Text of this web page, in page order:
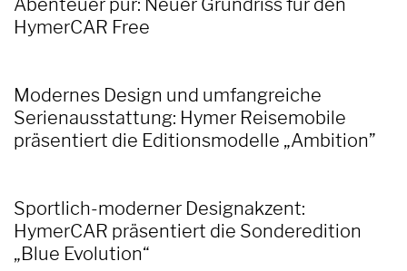
Abenteuer pur: Neuer Grundriss für den
HymerCAR Free
Modernes Design und umfangreiche
Serienausstattung: Hymer Reisemobile
präsentiert die Editionsmodelle „Ambition”
Sportlich-moderner Designakzent:
HymerCAR präsentiert die Sonderedition
„Blue Evolution“